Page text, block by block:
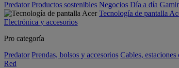
Predator Productos sostenibles Negocios Día a día
Tecnología de pantalla
Electrónica y accesorios
Pro categoría
Predator Prendas, bolsos y accesorios Cables,
Red